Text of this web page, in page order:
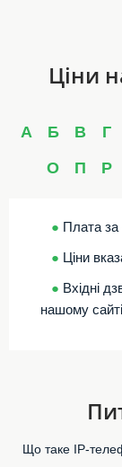
Ціни
А Б В Г
О
П Р
● Плата за
● Ціни
● Вхідні
нашому
Що таке IP-